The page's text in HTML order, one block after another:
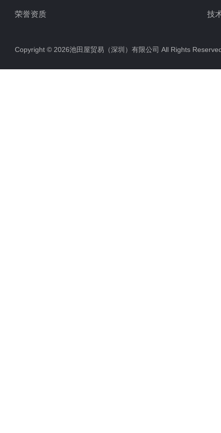
荣誉资质 技
Copyright © 2026池田屋贸易（深圳）有限公司 All Rights